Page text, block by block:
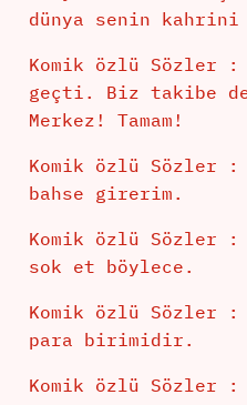
dünya senin kahrini
Komik özlü Sözler
geçti. Biz takibe
Merkez! Tamam!
Komik özlü Sözler :
bahse girerim.
Komik özlü Sözler :
sok et böylece.
Komik özlü Sözler
para birimidir.
Komik özlü Sözler :